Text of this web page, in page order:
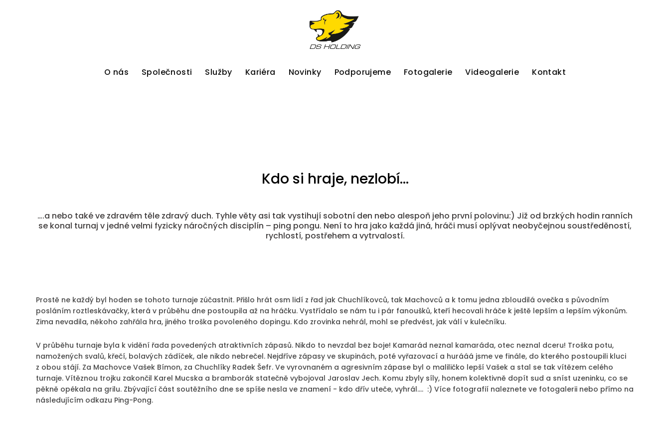
O nás Společnosti Služby Kariéra Novinky Podporujeme Fotogalerie Videogalerie Kontakt
Kdo si hraje, nezlobí...
….a nebo také ve zdravém těle zdravý duch. Tyhle věty asi tak vystihují sobotní den nebo alespoň jeho první polovinu:) Již od brzkých hodin ranních
se konal turnaj v jedné velmi fyzicky náročných disciplín – ping pongu. Není to hra jako každá jiná, hráči musí oplývat neobyčejnou soustředěností,
rychlostí, postřehem a vytrvalostí.
Prostě ne každý byl hoden se tohoto turnaje zúčastnit. Přišlo hrát osm lidí z řad jak Chuchlíkovců, tak Machovců a k tomu jedna zbloudilá ovečka s původním
posláním roztleskávačky, která v průběhu dne postoupila až na hráčku. Vystřídalo se nám tu i pár fanoušků, kteří hecovali hráče k ještě lepším a lepším výkonům.
Zima nevadila, někoho zahřála hra, jiného troška povoleného dopingu. Kdo zrovinka nehrál, mohl se předvést, jak válí v kulečníku.
V průběhu turnaje byla k vidění řada povedených atraktivních zápasů. Nikdo to nevzdal bez boje! Kamarád neznal kamaráda, otec neznal dceru! Troška potu,
namožených svalů, křečí, bolavých zádíček, ale nikdo nebrečel. Nejdříve zápasy ve skupinách, poté vyřazovací a hurááá jsme ve finále, do kterého postoupili kluci
z obou stájí. Za Machovce Vašek Bímon, za Chuchlíky Radek Šefr. Ve vyrovnaném a agresivním zápase byl o maliličko lepší Vašek a stal se tak vítězem celého
turnaje. Vítěznou trojku zakončil Karel Mucska a bramborák statečně vybojoval Jaroslav Jech. Komu zbyly síly, honem kolektivně dopít sud a sníst uzeninku, co se
pěkně opékala na grilu. Zbývající část soutěžního dne se spíše nesla ve znamení - kdo dřív uteče, vyhrál…. :) Více fotografií naleznete ve fotogalerii nebo přímo na
následujícím odkazu Ping-Pong.